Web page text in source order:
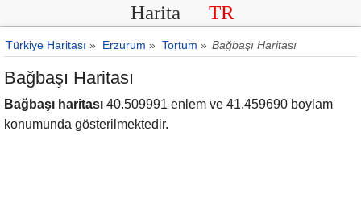
Harita TR
Türkiye Haritası » Erzurum » Tortum » Bağbaşı Haritası
Bağbaşı Haritası
Bağbaşı haritası 40.509991 enlem ve 41.459690 boylam
konumunda gösterilmektedir.